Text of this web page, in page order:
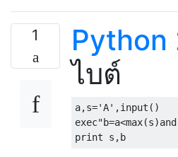
1 Python
ไบต์
a,s='A' ,input ()
exec
print s , b